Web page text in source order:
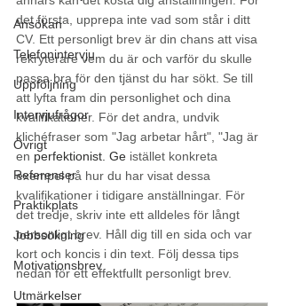
Ansökan
Telefonintervju
Uppföljning
Intervjufrågor
Övrigt
Referenser
Praktikplats
Jobbsökning
Motivationsbrev
Utmärkelser
det första, upprepa inte vad som står i ditt
CV. Ett personligt brev är din chans att visa
rekryterare vem du är och varför du skulle
passa bra för den tjänst du har sökt. Se till
att lyfta fram din personlighet och dina
kvalifikationer. För det andra, undvik
klichéfraser som "Jag arbetar hårt", "Jag är
en perfektionist. Ge istället konkreta
exempel på hur du har visat dessa
kvalifikationer i tidigare anställningar. För
det tredje, skriv inte ett alldeles för långt
personligt brev. Håll dig till en sida och var
kort och koncis i din text. Följ dessa tips
nedan för ett effektfullt personligt brev.